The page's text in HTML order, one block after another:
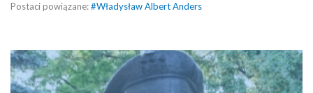
Postaci powiązane:#Władysław Albert Anders